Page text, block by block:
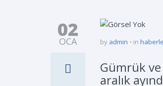
02
OCA by admin in
Gümrük ve
aralık